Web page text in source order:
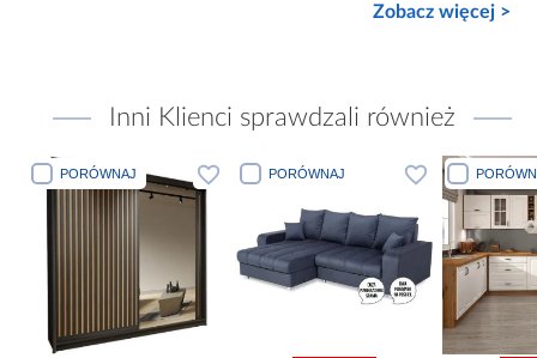
Zobacz więcej >
Inni Klienci sprawdzali również
PORÓWNAJ PORÓWNAJ